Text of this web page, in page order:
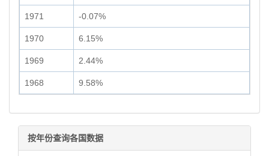
1971 -0.07%
1970 6.15%
1969 2.44%
1968 9.58%
按年份查询各国数据